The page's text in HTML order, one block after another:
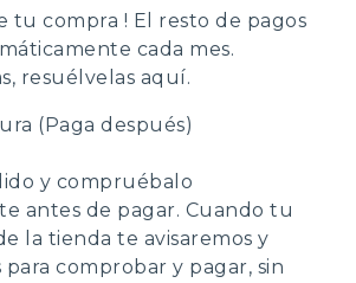
tu compra ! El resto de pagos
cada mes.
resuélvelas aquí.
(Paga después)
y compruébalo
antes de pagar. Cuando tu
la tienda te avisaremos y
comprobar y pagar, sin